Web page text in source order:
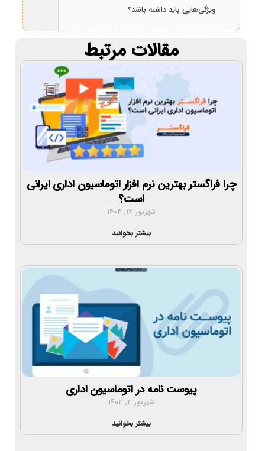
ویژگی‌هایی باید داشته باشد؟
مقالات مرتبط
چرا فراگستر بهترین نرم افزار اتوماسیون اداری ایرانی
است؟
شهریور 13, 1403
بیشتر بخوانید
پیوست نامه در اتوماسیون اداری
شهریور 3, 1403
بیشتر بخوانید